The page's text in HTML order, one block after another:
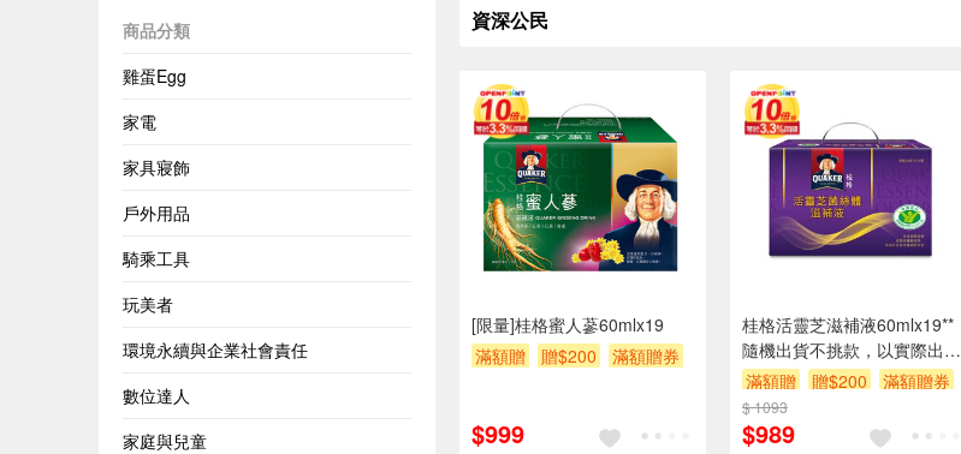
商品分類
雞蛋Egg
家電
家具寢飾
戶外用品
騎乘工具
玩美者
環境永續與企業社會責任
數位達人
家庭與兒童
資深公民
[限量]桂格蜜人蔘60mlx19
滿額贈
贈$200 滿額贈券
$999
桂格活靈芝滋補液60mlx19**
隨機出貨不挑款，以實際出貨
為準。**
滿額贈 贈$200 滿額贈券
$ 1093
$989